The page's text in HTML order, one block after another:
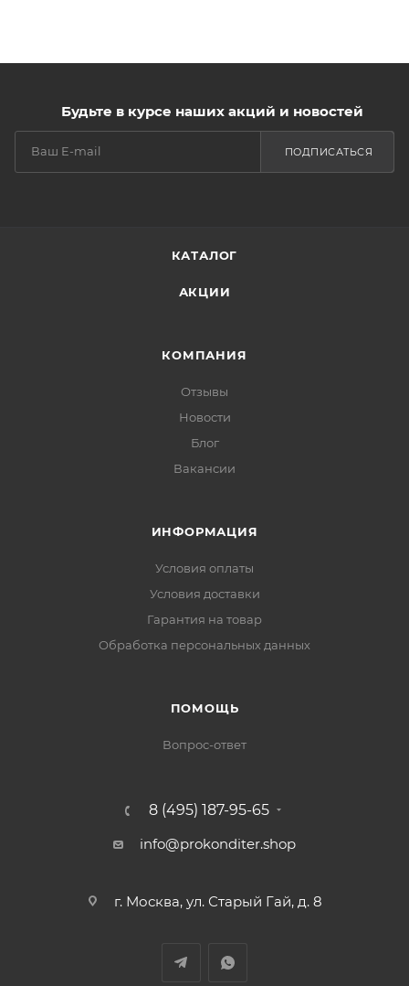
Будьте в курсе наших акций и новостей
ПОДПИСАТЬСЯ
КАТАЛОГ
АКЦИИ
КОМПАНИЯ
Отзывы
Новости
Блог
Вакансии
ИНФОРМАЦИЯ
Условия оплаты
Условия доставки
Гарантия на товар
Обработка персональных данных
ПОМОЩЬ
Вопрос-ответ
8 (495) 187-95-65
info@prokonditer.shop
г. Москва, ул. Старый Гай, д. 8